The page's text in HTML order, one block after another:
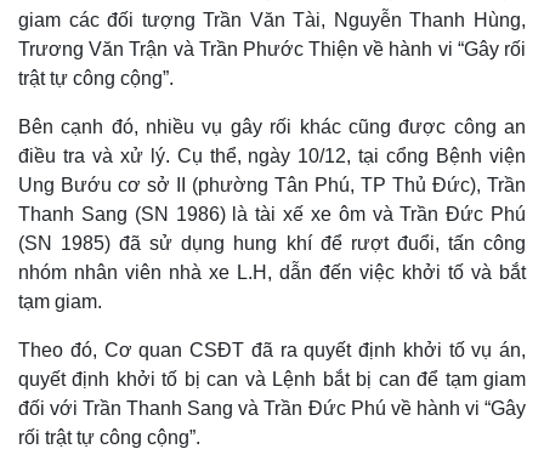
Thế giới
Quan sát
Cuộc sống đó đây
Multimedia
Video
giam các đối tượng Trần Văn Tài, Nguyễn Thanh Hùng,
Trương Văn Trận và Trần Phước Thiện về hành vi “Gây rối
trật tự công cộng”.
Bên cạnh đó, nhiều vụ gây rối khác cũng được công an
điều tra và xử lý. Cụ thể, ngày 10/12, tại cổng Bệnh viện
Ung Bướu cơ sở II (phường Tân Phú, TP Thủ Đức), Trần
Thanh Sang (SN 1986) là tài xế xe ôm và Trần Đức Phú
(SN 1985) đã sử dụng hung khí để rượt đuổi, tấn công
nhóm nhân viên nhà xe L.H, dẫn đến việc khởi tố và bắt
tạm giam.
Theo đó, Cơ quan CSĐT đã ra quyết định khởi tố vụ án,
quyết định khởi tố bị can và Lệnh bắt bị can để tạm giam
đối với Trần Thanh Sang và Trần Đức Phú về hành vi “Gây
rối trật tự công cộng”.